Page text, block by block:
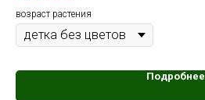
возраст растения
Подробнее